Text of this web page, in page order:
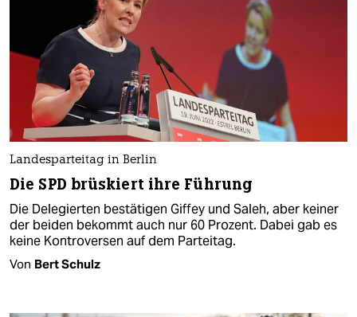
Landesparteitag in Berlin
Die SPD brüskiert ihre Führung
Die Delegierten bestätigen Giffey und Saleh, aber keiner
der beiden bekommt auch nur 60 Prozent. Dabei gab es
keine Kontroversen auf dem Parteitag.
Von Bert Schulz